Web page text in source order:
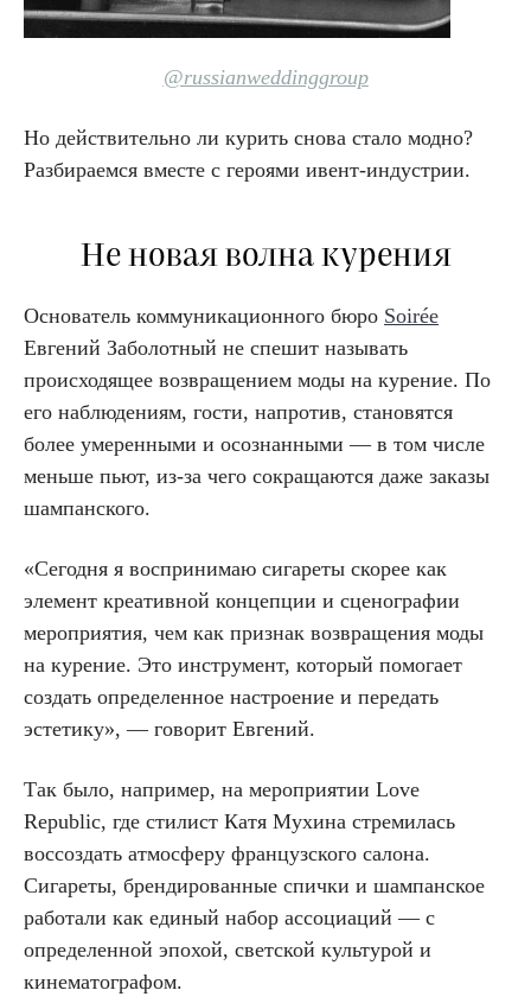
@russianweddinggroup
Но действительно ли курить снова стало модно?
Разбираемся вместе с героями ивент-индустрии.
Не новая волна курения
Основатель коммуникационного бюро Soirée
Евгений Заболотный не спешит называть
происходящее возвращением моды на курение. По
его наблюдениям, гости, напротив, становятся
более умеренными и осознанными — в том числе
меньше пьют, из-за чего сокращаются даже заказы
шампанского.
«Сегодня я воспринимаю сигареты скорее как
элемент креативной концепции и сценографии
мероприятия, чем как признак возвращения моды
на курение. Это инструмент, который помогает
создать определенное настроение и передать
эстетику», — говорит Евгений.
Так было, например, на мероприятии Love
Republic, где стилист Катя Мухина стремилась
воссоздать атмосферу французского салона.
Сигареты, брендированные спички и шампанское
работали как единый набор ассоциаций — с
определенной эпохой, светской культурой и
кинематографом.